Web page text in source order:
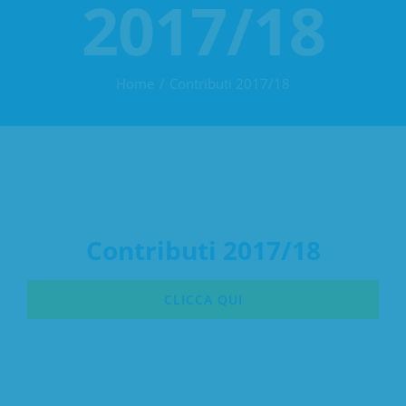
2017/18
Home Contributi 2017/18
Contributi 2017/18
CLICCA QUI